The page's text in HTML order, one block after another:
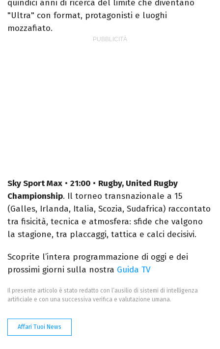
quindici anni di ricerca del limite che diventano
"Ultra" con format, protagonisti e luoghi
mozzafiato.
Sky Sport Max • 21:00 • Rugby, United Rugby
Championship. Il torneo transnazionale a 15
(Galles, Irlanda, Italia, Scozia, Sudafrica) raccontato
tra fisicità, tecnica e atmosfera: sfide che valgono
la stagione, tra placcaggi, tattica e calci decisivi.
Scoprite l’intera programmazione di oggi e dei
prossimi giorni sulla nostra Guida TV
Il presente articolo è stato redatto con l’ausilio di sistemi di intelligenza
artificiale e con una successiva verifica e valutazione umana.
Affari Tuoi News